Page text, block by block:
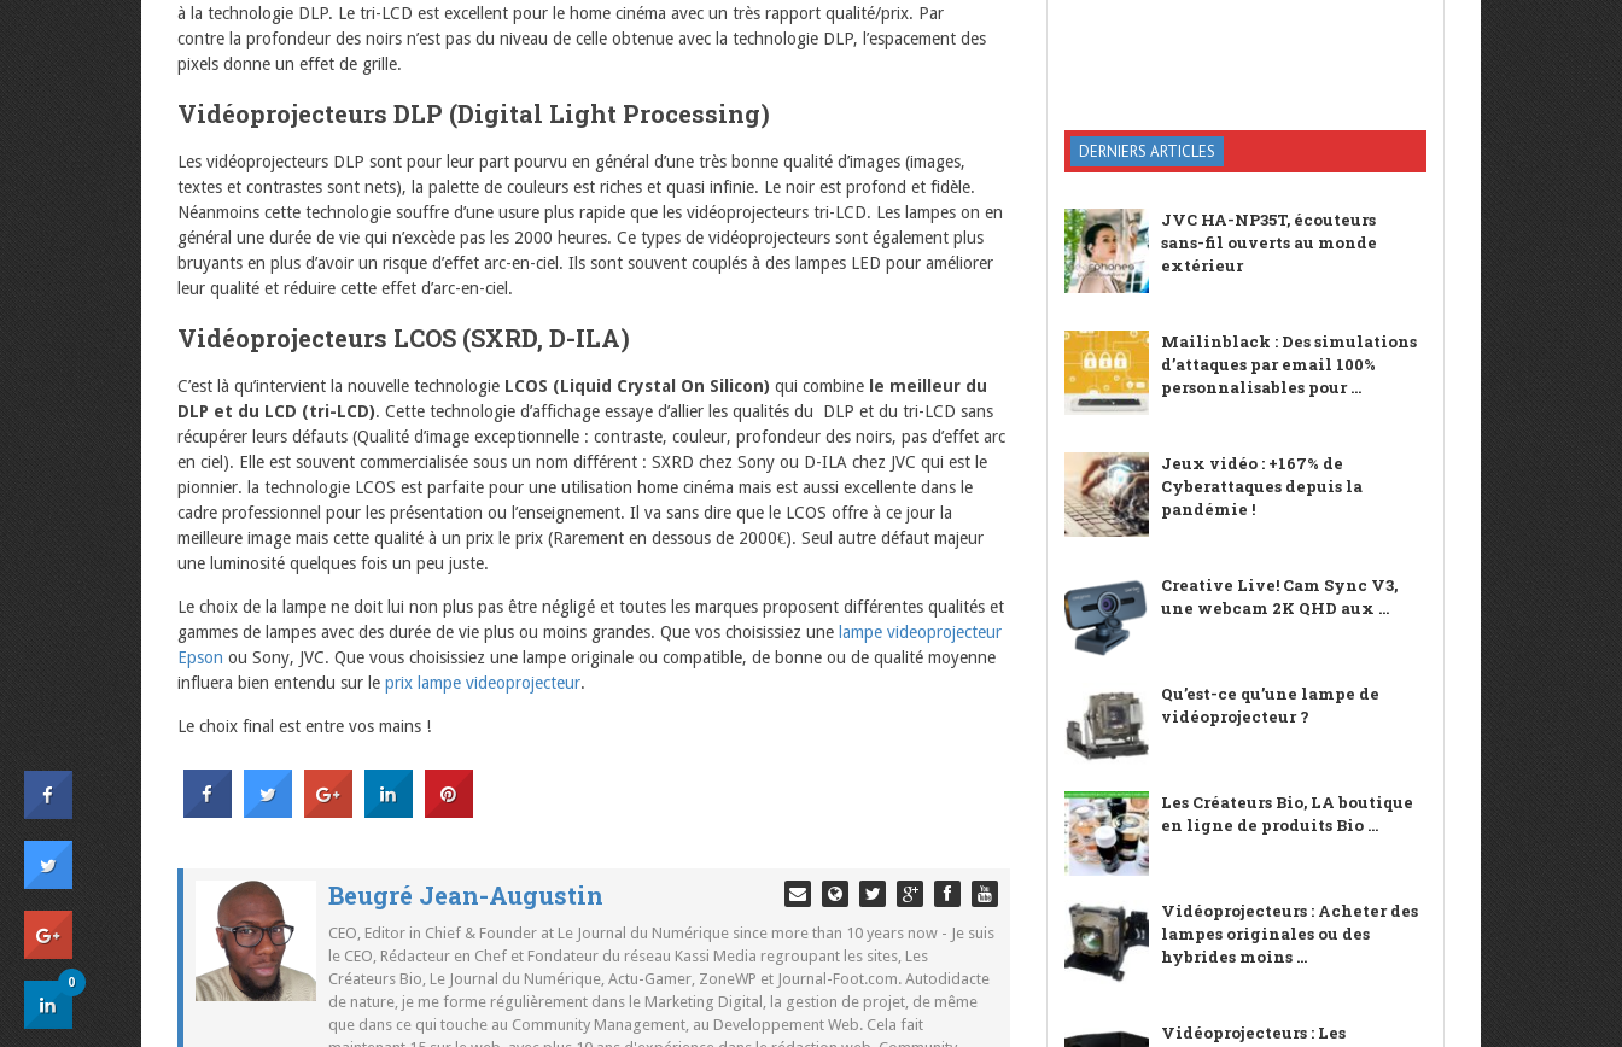
à la technologie DLP. Le tri-LCD est excellent pour le home cinéma avec un très rapport qualité/prix. Par
contre la profondeur des noirs n’est pas du niveau de celle obtenue avec la technologie DLP, l’espacement des
pixels donne un effet de grille.
Vidéoprojecteurs DLP (Digital Light Processing)
Les vidéoprojecteurs DLP sont pour leur part pourvu en général d’une très bonne qualité d’images (images,
textes et contrastes sont nets), la palette de couleurs est riches et quasi infinie. Le noir est profond et fidèle.
Néanmoins cette technologie souffre d’une usure plus rapide que les vidéoprojecteurs tri-LCD. Les lampes on en
général une durée de vie qui n’excède pas les 2000 heures. Ce types de vidéoprojecteurs sont également plus
bruyants en plus d’avoir un risque d’effet arc-en-ciel. Ils sont souvent couplés à des lampes LED pour améliorer
leur qualité et réduire cette effet d’arc-en-ciel.
Vidéoprojecteurs LCOS (SXRD, D-ILA)
C’est là qu’intervient la nouvelle technologie LCOS (Liquid Crystal On Silicon) qui combine le meilleur du
DLP et du LCD (tri-LCD). Cette technologie d’affichage essaye d’allier les qualités du DLP et du tri-LCD sans
récupérer leurs défauts (Qualité d’image exceptionnelle : contraste, couleur, profondeur des noirs, pas d’effet arc
en ciel). Elle est souvent commercialisée sous un nom différent : SXRD chez Sony ou D-ILA chez JVC qui est le
pionnier. la technologie LCOS est parfaite pour une utilisation home cinéma mais est aussi excellente dans le
cadre professionnel pour les présentation ou l’enseignement. Il va sans dire que le LCOS offre à ce jour la
meilleure image mais cette qualité à un prix le prix (Rarement en dessous de 2000€). Seul autre défaut majeur
une luminosité quelques fois un peu juste.
Le choix de la lampe ne doit lui non plus pas être négligé et toutes les marques proposent différentes qualités et
gammes de lampes avec des durée de vie plus ou moins grandes. Que vos choisissiez une lampe videoprojecteur
Epson ou Sony, JVC. Que vous choisissiez une lampe originale ou compatible, de bonne ou de qualité moyenne
influera bien entendu sur le prix lampe videoprojecteur.
Le choix final est entre vos mains !
Beugré Jean-Augustin
CEO, Editor in Chief & Founder at Le Journal du Numérique since more than 10 years now - Je suis
le CEO, Rédacteur en Chef et Fondateur du réseau Kassi Media regroupant les sites, Les
Créateurs Bio, Le Journal du Numérique, Actu-Gamer, ZoneWP et Journal-Foot.com. Autodidacte
de nature, je me forme régulièrement dans le Marketing Digital, la gestion de projet, de même
que dans ce qui touche au Community Management, au Developpement Web. Cela fait
DERNIERS ARTICLES
JVC HA-NP35T, écouteurs
sans-fil ouverts au monde
extérieur
Mailinblack : Des simulations
d’attaques par email 100%
personnalisables pour ...
Jeux vidéo : +167% de
Cyberattaques depuis la
pandémie !
Creative Live! Cam Sync V3,
une webcam 2K QHD aux ...
Qu’est-ce qu’une lampe de
vidéoprojecteur ?
Les Créateurs Bio, LA boutique
en ligne de produits Bio ...
Vidéoprojecteurs : Acheter des
lampes originales ou des
hybrides moins ...
Vidéoprojecteurs : Les
0